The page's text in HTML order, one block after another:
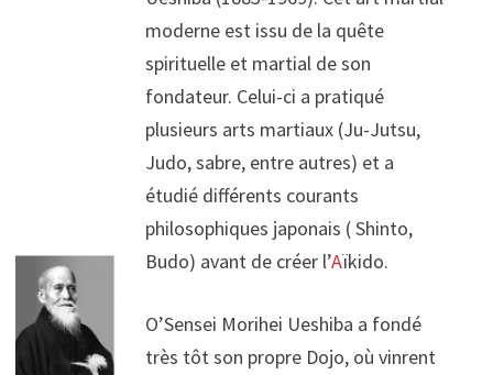
moderne est issu de la quête
spirituelle et martial de son
fondateur. Celui-ci a pratiqué
plusieurs arts martiaux (Ju-Jutsu,
Judo, sabre, entre autres) et a
étudié différents courants
philosophiques japonais ( Shinto,
Budo) avant de créer l’Aïkido.
O’Sensei Morihei Ueshiba a fondé
très tôt son propre Dojo, où vinrent